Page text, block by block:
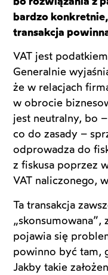
bardzo
transakcja
VAT jest
Generalnie
że w relacjach
w obrocie
jest neutralny, bo
co do zasady –
odprowadza do
z fiskusa poprzez
VAT naliczonego,
Ta transakcja
„skonsumowana”,
pojawia się
powinno być tam,
Jakby takie